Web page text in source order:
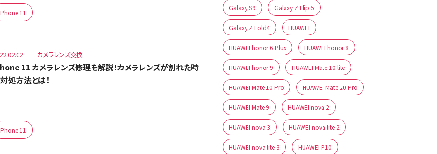
11
カメラレンズ交換
11 カメラレンズ修理を解説！カメラレンズが割れた時
処方法とは！
11
Galaxy S9 Galaxy Z Flip 5
Galaxy Z Fold4 HUAWEI
HUAWEI honor 6 Plus HUAWEI honor 8
HUAWEI honor 9 HUAWEI Mate 10 lite
HUAWEI Mate 10 Pro HUAWEI Mate 20 Pro
HUAWEI Mate 9 HUAWEI nova 2
HUAWEI nova 3 HUAWEI nova lite 2
HUAWEI nova lite 3 HUAWEI P10